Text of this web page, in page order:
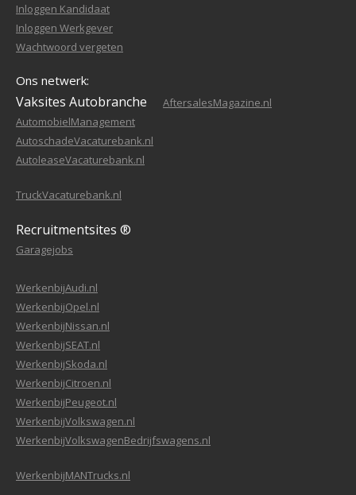
Inloggen Kandidaat
Inloggen Werkgever
Wachtwoord vergeten
Ons netwerk:
Vaksites Autobranche
AftersalesMagazine.nl
AutomobielManagement
AutoschadeVacaturebank.nl
AutoleaseVacaturebank.nl
TruckVacaturebank.nl
Recruitmentsites ®
Garagejobs
WerkenbijAudi.nl
WerkenbijOpel.nl
WerkenbijNissan.nl
WerkenbijSEAT.nl
WerkenbijSkoda.nl
WerkenbijCitroen.nl
WerkenbijPeugeot.nl
WerkenbijVolkswagen.nl
WerkenbijVolkswagenBedrijfswagens.nl
WerkenbijMANTrucks.nl